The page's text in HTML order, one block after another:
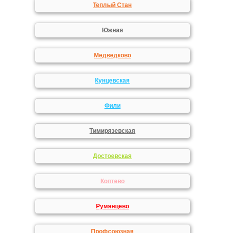
Теплый Стан
Южная
Медведково
Кунцевская
Фили
Тимирязевская
Достоевская
Коптево
Румянцево
Профсоюзная